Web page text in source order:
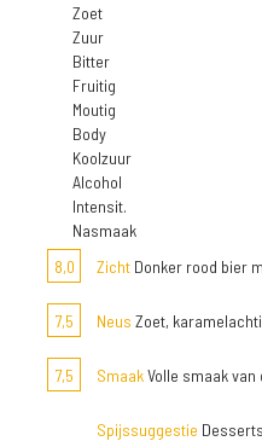
Zoet
Zuur
Bitter
Fruitig
Moutig
Body
Koolzuur
Alcohol
Intensit.
Nasmaak
8,0
Zicht Donker rood bier
7,5 Neus Zoet,
7,5 SmaakVolle smaak
Spijssuggestie